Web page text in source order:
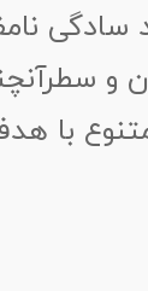
سادگی
با